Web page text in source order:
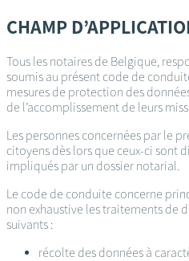
CHAMP
Tous les notaires de Belgique,
soumis au présent code de
mesures de protection des
de l’accomplissement de leurs
Les personnes concernées par le
citoyens dès lors que ceux-ci sont
impliqués par un dossier notarial.
Le code de conduite concerne
non exhaustive les traitements de
suivants :
récolte des données à